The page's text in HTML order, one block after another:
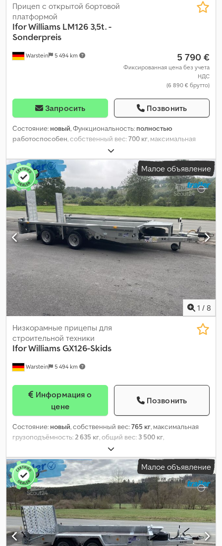
Warstein 5 494 km
Прицеп с открытой бортовой
платформой
Ifor Williams LM126 3,5t. -
Sonderpreis
5 790 €
Фиксированная цена без учета
НДС
(6 890 € брутто)
Запросить Позвонить
Состояние: новый, Функциональность: полностью
работоспособен , собственный вес:700 кг , максимальная
, общий вес:
конфигурация осей:2 оси, длина грузового отсека:3 660 мм,
ширина пространства для загрузки: 1 980 мм, высота
грузового отсека:
, подвеска:параболическая
рессорная пластина, размер шины:195/60R12C, тормоз
прицепа:прицеп с тормозами, Год выпуска:2024,
Малое объявление
1 / 8
Warstein 5 494 km
Низкорамные прицепы для
строительной техники
Ifor WilliamsGX126-Skids
цене
Позвонить
Состояние: новый, собственный вес:765 кг, максимальная
грузоподъёмность:2 635 кг, общий вес: 3 500 кг,
, длина грузового отсека:
ширина пространства для загрузки:1 840 мм, высота
грузового отсека:300 мм, подвеска:параболическая
рессорная пластина, размер шины:155/70R12C, Год выпуска:
2025,
Малое объявление